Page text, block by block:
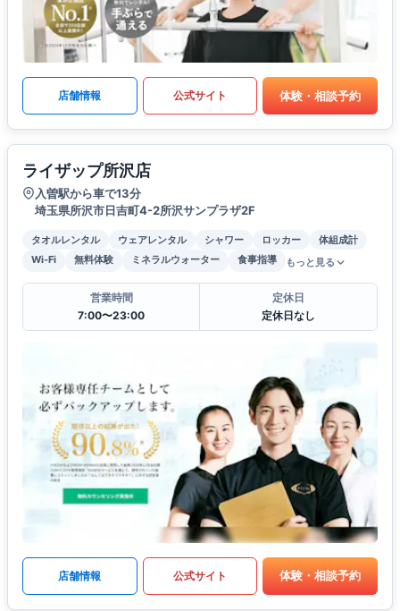
店舗情報 公式サイト 体験・相談予約
ライザップ所沢店
入曽駅から車で13分
埼玉県所沢市日吉町4-2所沢サンプラザ2F
タオルレンタル ウェアレンタル シャワー ロッカー
体組成計
Wi-Fi
無料体験 ミネラルウォーター 食事指導 もっと見る
営業時間
7:00〜23:00
定休日
定休日なし
店舗情報 公式サイト 体験・相談予約